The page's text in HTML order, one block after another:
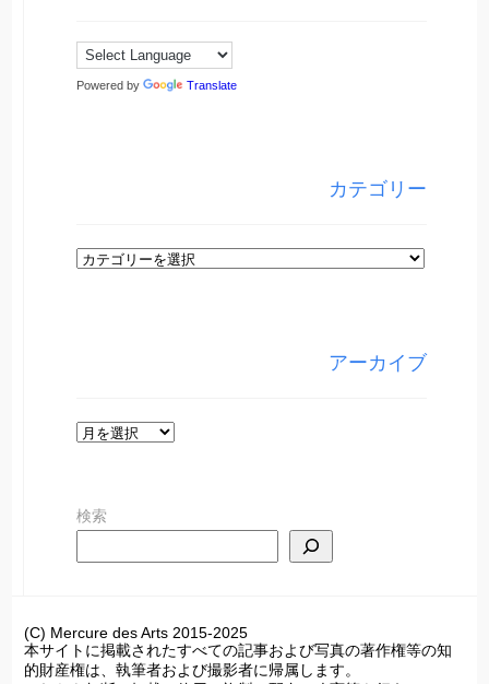
Powered by Translate
カテゴリー
カ
アーカイブ
ア
イ
検索
(C) Mercure des Arts 2015-2025
本サイトに掲載されたすべての記事および写真の著作権等の知
的財産権は、執筆者および撮影者に帰属します。